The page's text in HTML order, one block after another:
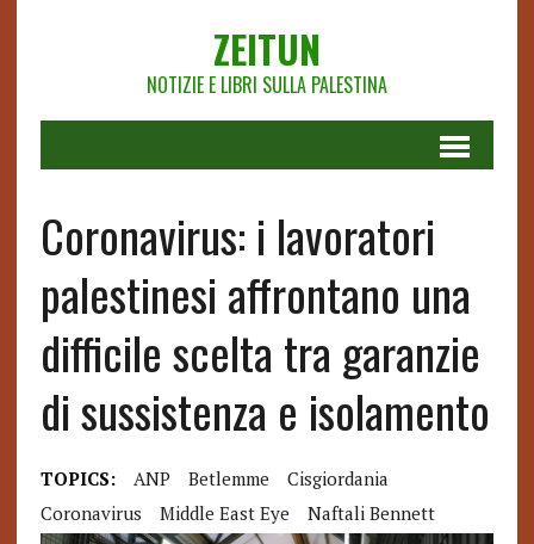
ZEITUN
NOTIZIE E LIBRI SULLA PALESTINA
Coronavirus: i lavoratori
palestinesi affrontano una
difficile scelta tra garanzie
di sussistenza e isolamento
TOPICS: ANP Betlemme
Cisgiordania
Coronavirus
Middle East Eye Naftali Bennett